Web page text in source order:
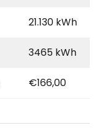
21.130 kWh
3465 kWh
€166,00